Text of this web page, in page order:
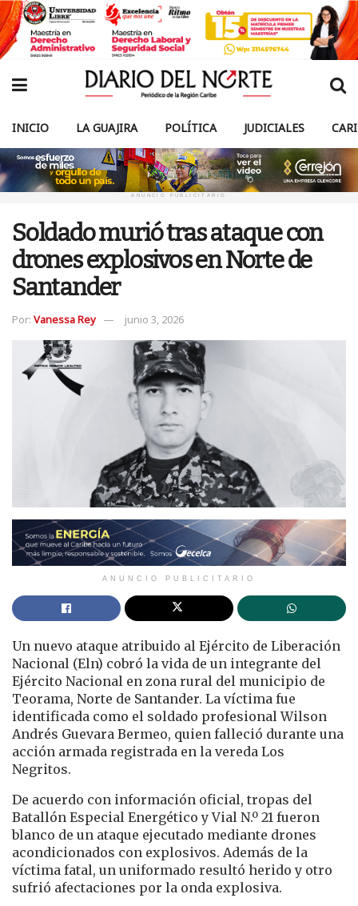
INICIO LA GUAJIRA POLÍTICA JUDICIALES
ANUNCIO PUBLICITARIO
Soldado murió tras ataque con
drones explosivos en Norte de
Santander
Por: Vanessa Rey junio 3, 2026
ANUNCIO PUBLICITARIO
Un nuevo ataque atribuido al Ejército de Liberación
Nacional (Eln) cobró la vida de un integrante del
Ejército Nacional en zona rural del municipio de
Teorama, Norte de Santander. La víctima fue
identificada como el soldado profesional Wilson
Andrés Guevara Bermeo, quien falleció durante una
acción armada registrada en la vereda Los
Negritos.
De acuerdo con información oficial, tropas del
Batallón Especial Energético y Vial N.º 21 fueron
blanco de un ataque ejecutado mediante drones
acondicionados con explosivos. Además de la
víctima fatal, un uniformado resultó herido y otro
sufrió afectaciones por la onda explosiva.